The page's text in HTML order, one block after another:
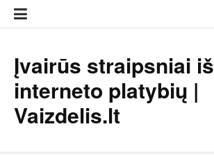
prie
Įvairūs straipsniai iš
interneto platybių |
Vaizdelis.lt